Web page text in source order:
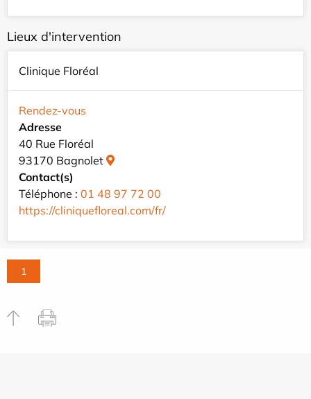
Lieux d'intervention
Clinique Floréal
Rendez-vous
Adresse
40 Rue Floréal
93170 Bagnolet
Contact(s)
Téléphone : 01 48 97 72 00
https://cliniquefloreal.com/fr/
1